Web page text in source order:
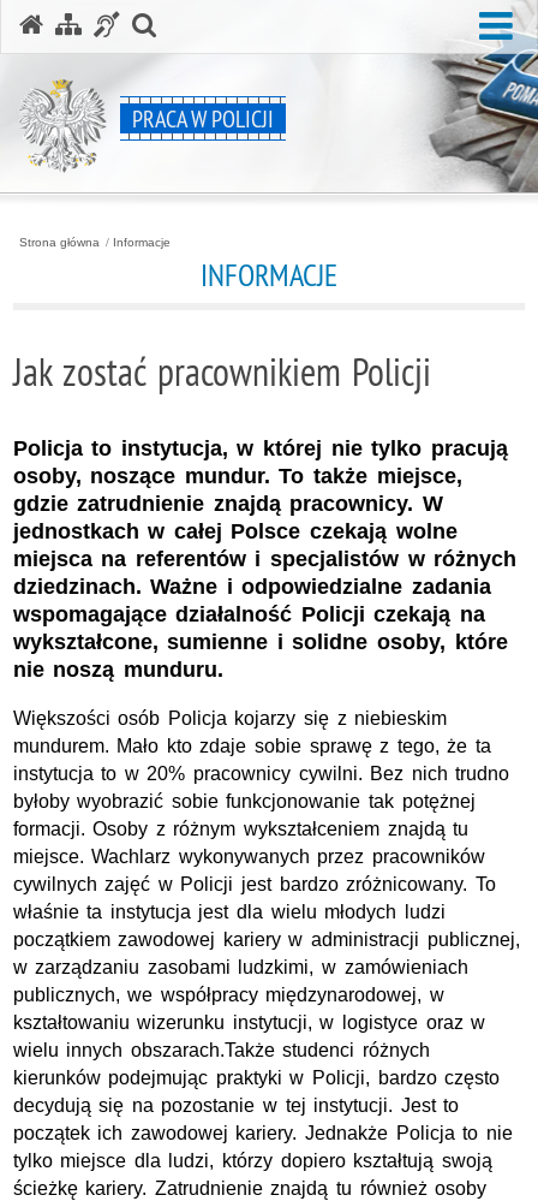
PRACA W POLICJI
Strona główna Informacje
INFORMACJE
Jak zostać pracownikiem Policji
Policja to instytucja, w której nie tylko pracują
osoby, noszące mundur. To także miejsce,
gdzie zatrudnienie znajdą pracownicy. W
jednostkach w całej Polsce czekają wolne
miejsca na referentów i specjalistów w różnych
dziedzinach. Ważne i odpowiedzialne zadania
wspomagające działalność Policji czekają na
wykształcone, sumienne i solidne osoby, które
nie noszą munduru.
Większości osób Policja kojarzy się z niebieskim
mundurem. Mało kto zdaje sobie sprawę z tego, że ta
instytucja to w 20% pracownicy cywilni. Bez nich trudno
byłoby wyobrazić sobie funkcjonowanie tak potężnej
formacji. Osoby z różnym wykształceniem znajdą tu
miejsce. Wachlarz wykonywanych przez pracowników
cywilnych zajęć w Policji jest bardzo zróżnicowany. To
właśnie ta instytucja jest dla wielu młodych ludzi
początkiem zawodowej kariery w administracji publicznej,
w zarządzaniu zasobami ludzkimi, w zamówieniach
publicznych, we współpracy międzynarodowej, w
kształtowaniu wizerunku instytucji, w logistyce oraz w
wielu innych obszarach.Także studenci różnych
kierunków podejmując praktyki w Policji, bardzo często
decydują się na pozostanie w tej instytucji. Jest to
początek ich zawodowej kariery. Jednakże Policja to nie
tylko miejsce dla ludzi, którzy dopiero kształtują swoją
ścieżkę kariery. Zatrudnienie znajdą tu również osoby